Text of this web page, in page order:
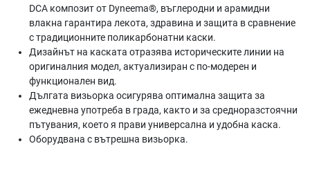
DCA композит от Dyneema®, въглеродни и арамидни
влакна гарантира лекота, здравина и защита в сравнение
с традиционните поликарбонатни каски.
Дизайнът на каската отразява историческите линии на
оригиналния модел, актуализиран с по-модерен и
функционален вид.
Дългата визьорка осигурява оптимална защита за
ежедневна употреба в града, както и за средноразстоячни
пътувания, което я прави универсална и удобна каска.
Оборудвана с вътрешна визьорка.